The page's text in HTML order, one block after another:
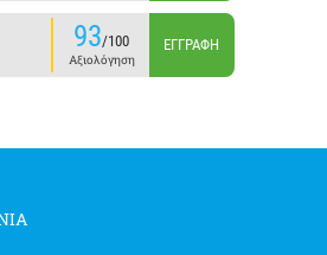
93/100
Αξιολόγηση
ΕΓΓΡΑΦΉ